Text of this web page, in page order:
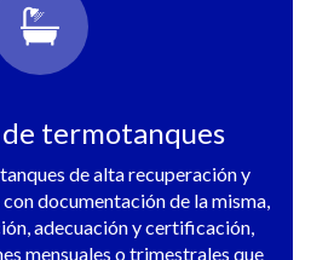
termotanques
de alta recuperación y
documentación de la misma,
adecuación y certificación,
mensuales o trimestrales que